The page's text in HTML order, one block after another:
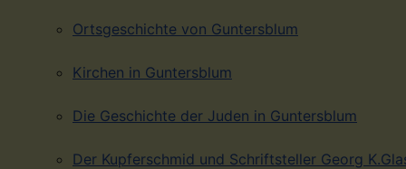
Ortsgeschichte von Guntersblum
Kirchen in Guntersblum
Die Geschichte der Juden in Guntersblum
Der Kupferschmid und Schriftsteller Georg